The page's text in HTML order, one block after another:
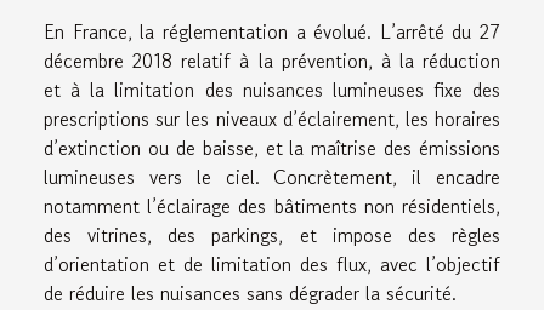
En France, la réglementation a évolué. L’arrêté du 27
décembre 2018 relatif à la prévention, à la réduction
et à la limitation des nuisances lumineuses fixe des
prescriptions sur les niveaux d’éclairement, les horaires
d’extinction ou de baisse, et la maîtrise des émissions
lumineuses vers le ciel. Concrètement, il encadre
notamment l’éclairage des bâtiments non résidentiels,
des vitrines, des parkings, et impose des règles
d’orientation et de limitation des flux, avec l’objectif
de réduire les nuisances sans dégrader la sécurité.